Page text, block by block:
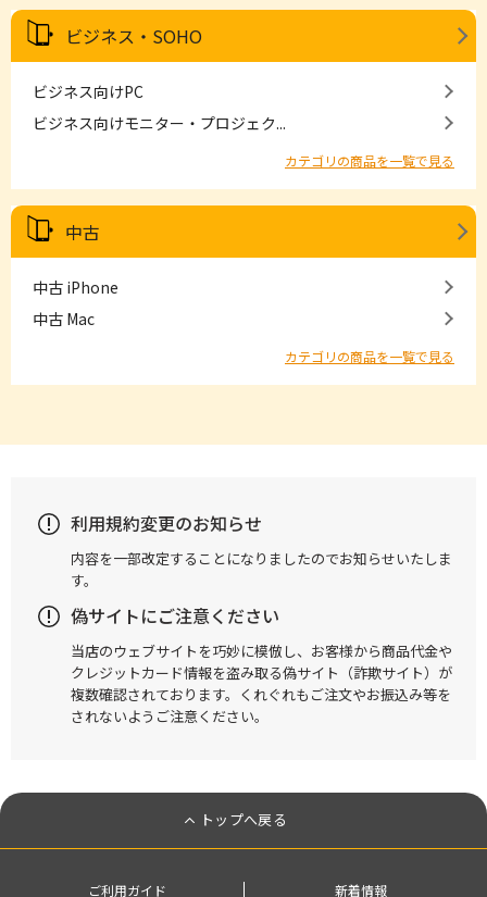
ビジネス・SOHO
ビジネス向けPC
ビジネス向けモニター・プロジェク...
カテゴリの商品を一覧で見る
中古
中古 iPhone
中古 Mac
カテゴリの商品を一覧で見る
利用規約変更のお知らせ
内容を一部改定することになりましたのでお知らせいたしま
す。
偽サイトにご注意ください
当店のウェブサイトを巧妙に模倣し、お客様から商品代金や
クレジットカード情報を盗み取る偽サイト（詐欺サイト）が
複数確認されております。くれぐれもご注文やお振込み等を
されないようご注意ください。
トップへ戻る
ご利用ガイド 新着情報